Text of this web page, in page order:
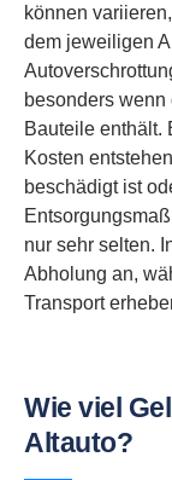
können
dem jeweiligen
besonders
Bauteile enthält.
Kosten
beschädigt ist
nur sehr selten.
Abholung an,
Transport
Wie viel
Altauto?